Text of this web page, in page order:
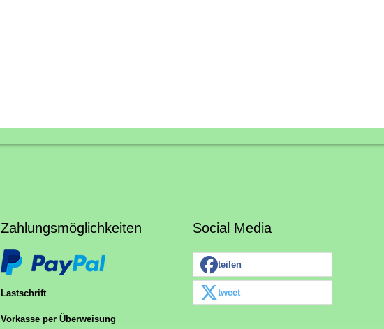
Zahlungsmöglichkeiten
Lastschrift
Vorkasse per Überweisung
Social Media
teilen
tweet